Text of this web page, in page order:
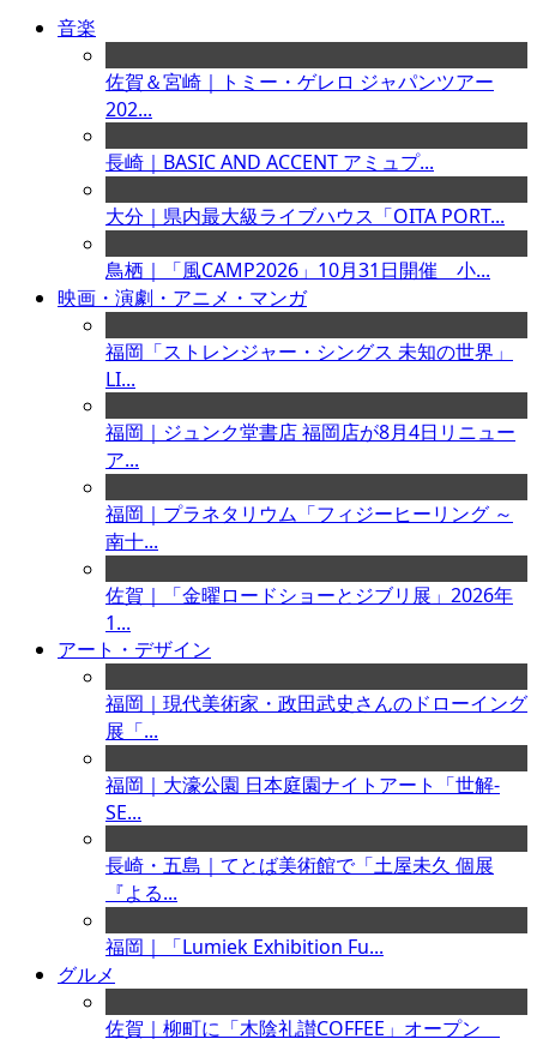
音楽
佐賀＆宮崎｜トミー・ゲレロ ジャパンツアー
202...
長崎｜BASIC AND ACCENT アミュプ...
大分｜県内最大級ライブハウス「OITA PORT...
鳥栖｜「風CAMP2026」10月31日開催 小...
映画・演劇・アニメ・マンガ
福岡「ストレンジャー・シングス 未知の世界」
LI...
福岡｜ジュンク堂書店 福岡店が8月4日リニュー
ア...
福岡｜プラネタリウム「フィジーヒーリング ～
南十...
佐賀｜「金曜ロードショーとジブリ展」2026年
1...
アート・デザイン
福岡｜現代美術家・政田武史さんのドローイング
展「...
福岡｜大濠公園 日本庭園ナイトアート「世解-
SE...
長崎・五島｜てとば美術館で「土屋未久 個展
『よる...
福岡｜「Lumiek Exhibition Fu...
グルメ
佐賀｜柳町に「木陰礼讃COFFEE」オープン